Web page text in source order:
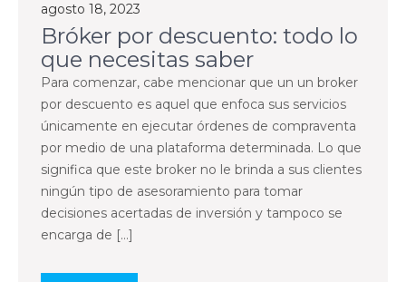
agosto 18, 2023
Bróker por descuento: todo lo
que necesitas saber
Para comenzar, cabe mencionar que un un broker
por descuento es aquel que enfoca sus servicios
únicamente en ejecutar órdenes de compraventa
por medio de una plataforma determinada. Lo que
significa que este broker no le brinda a sus clientes
ningún tipo de asesoramiento para tomar
decisiones acertadas de inversión y tampoco se
encarga de […]